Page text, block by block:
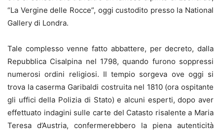
“La Vergine delle Rocce”, oggi custodito presso la National
Gallery di Londra.
Tale complesso venne fatto abbattere, per decreto, dalla
Repubblica Cisalpina nel 1798, quando furono soppressi
numerosi ordini religiosi. Il tempio sorgeva ove oggi si
trova la caserma Garibaldi costruita nel 1810 (ora ospitante
gli uffici della Polizia di Stato) e alcuni esperti, dopo aver
effettuato indagini sulle carte del Catasto risalente a Maria
Teresa d’Austria, confermerebbero la piena autenticità